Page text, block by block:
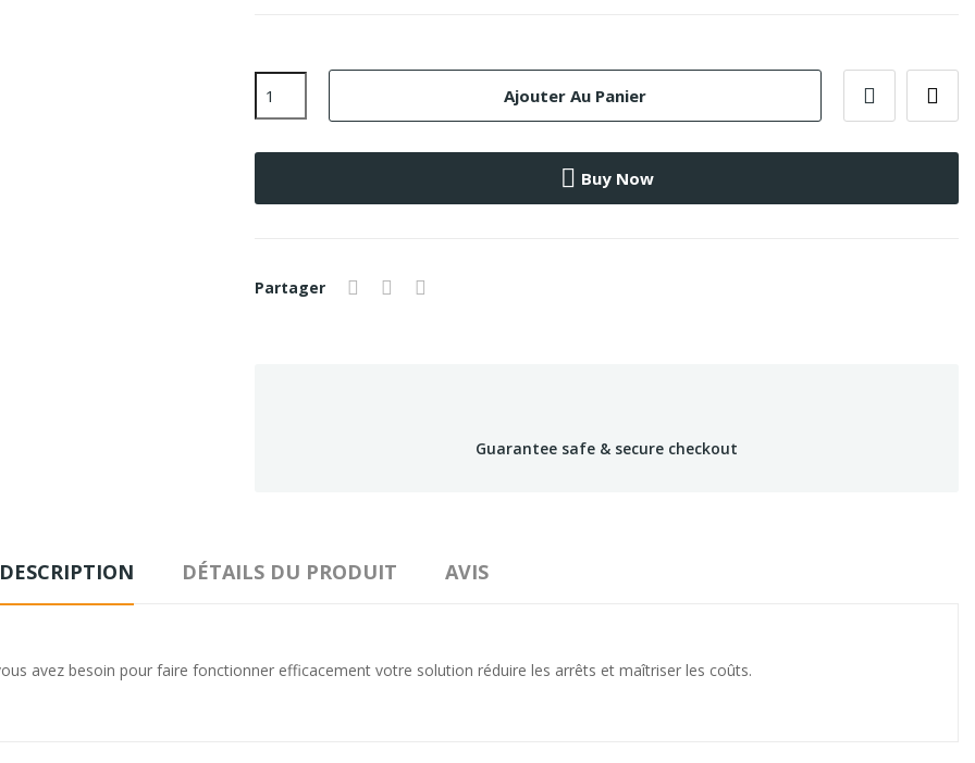
Ajouter Au Panier
Buy Now
Partager
Guarantee safe & secure checkout
DESCRIPTION DÉTAILS DU PRODUIT AVIS
avez besoin pour faire fonctionner efficacement votre solution réduire les arrêts et maîtriser les coûts.